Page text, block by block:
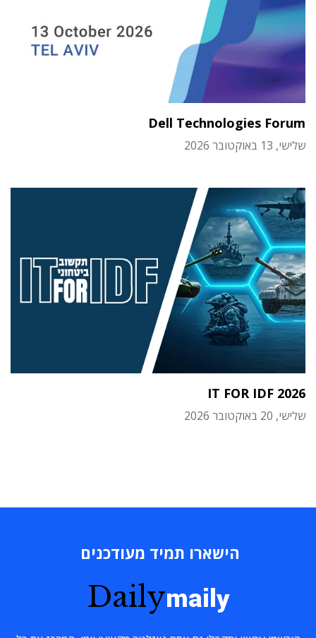
Dell Technologies Forum
שלישי, 13 באוקטובר 2026
IT FOR IDF 2026
שלישי, 20 באוקטובר 2026
הישארו תמיד מעודכנים
Dailymaily